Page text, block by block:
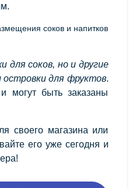
для соков, но и другие
для фруктов.
могут быть заказаны
своего магазина или
его уже сегодня и